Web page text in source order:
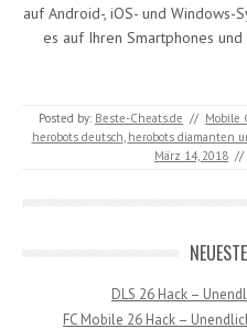
auf Android-, iOS- und Windows-
es auf Ihren Smartphones
Posted by: Beste-Cheats.de // Mobile
herobots deutsch herobots diamanten
März 14, 2018 //
DLS 26 Hack –
FC Mobile 26 Hack –